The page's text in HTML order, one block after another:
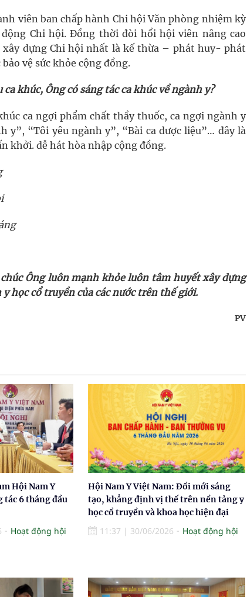
viên ban chấp hành Chi hội Văn phòng nhiệm kỳ
Chi hội. Đồng thời đòi hổi hội viên nâng cao
dựng Chi hội nhất là kế thừa – phát huy- phát
vệ sức khỏe cộng đồng.
khúc, Ông có sáng tác ca khúc về ngành y?
ca ngợi phẩm chất thầy thuốc, ca ngợi ngành y
y”, “Tôi yêu ngành y”, “Bài ca dược liệu”… đây là
khởi. dễ hát hòa nhập cộng đồng.
Ông luôn mạnh khỏe luôn tâm huyết xây dựng
học cổ truyền của các nước trên thế giới.
PV
Hội Nam Y
tác 6 tháng đầu
Hoạt động hội
Hội Nam Y Việt Nam: Đổi mới sáng
tạo, khẳng định vị thế trên nền tảng y
học cổ truyền và khoa học hiện đại
11:37 | 30/06/2026 Hoạt động hội